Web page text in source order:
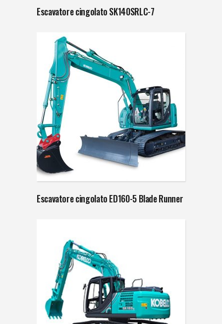
Escavatore cingolato SK140SRLC-7
Escavatore cingolato ED160-5 Blade Runner